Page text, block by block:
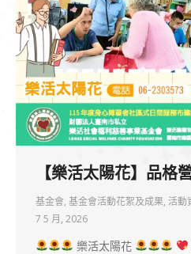
【樂活太陽花】品格
基金會, 基金會活動花絮及成果, 活動
7 5 月, 2026
樂活太陽花